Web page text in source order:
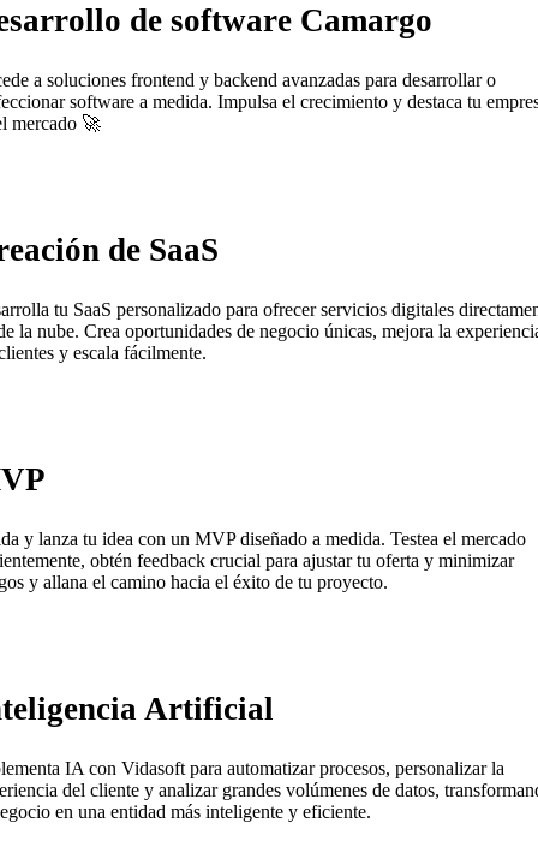
de software Camargo
a soluciones frontend y backend avanzadas para desarrollar o
software a medida. Impulsa el crecimiento y destaca tu
mercado 🚀
de SaaS
tu SaaS personalizado para ofrecer servicios digitales
la nube. Crea oportunidades de negocio únicas, mejora la
y escala fácilmente.
y lanza tu idea con un MVP diseñado a medida. Testea el mercado
obtén feedback crucial para ajustar tu oferta y minimizar
y allana el camino hacia el éxito de tu proyecto.
Artificial
IA con Vidasoft para automatizar procesos, personalizar la
del cliente y analizar grandes volúmenes de datos,
en una entidad más inteligente y eficiente.